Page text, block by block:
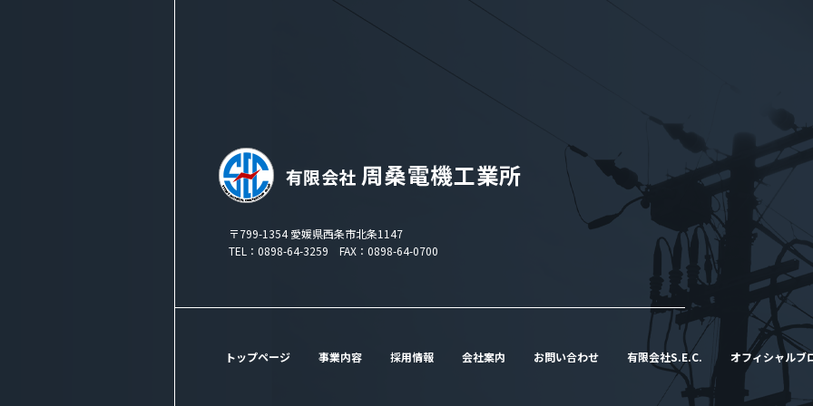
トップページ 事業内容 採用情報 会社案内 お問い合わせ 有限会社S.E.C. オフィシャルブ
〒799-1354 愛媛県西条市北条1147
TEL：0898-64-3259 FAX：0898-64-0700